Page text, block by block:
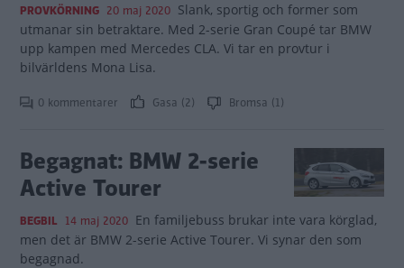
PROVKÖRNING 20 maj 2020 Slank, sportig och former som
utmanar sin betraktare. Med 2-serie Gran Coupé tar BMW
upp kampen med Mercedes CLA. Vi tar en provtur i
bilvärldens Mona Lisa.
0 kommentarer Gasa (2) Bromsa (1)
Begagnat: BMW 2-serie
Active Tourer
BEGBIL 14 maj 2020 En familjebuss brukar inte vara körglad,
men det är BMW 2-serie Active Tourer. Vi synar den som
begagnad.